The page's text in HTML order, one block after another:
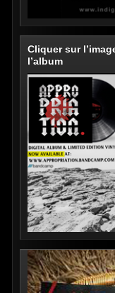
Cliquer sur
l’album